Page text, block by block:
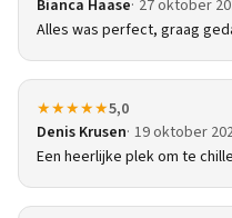
Bianca Haase 27 oktober
Alles was perfect, graag
★★★★★5,0
Denis Krusen 19 oktober
Een heerlijke plek om te